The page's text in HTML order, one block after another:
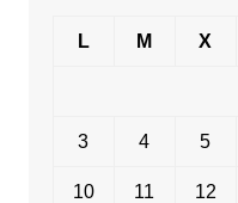
L M X
3 4 5
10 11 12